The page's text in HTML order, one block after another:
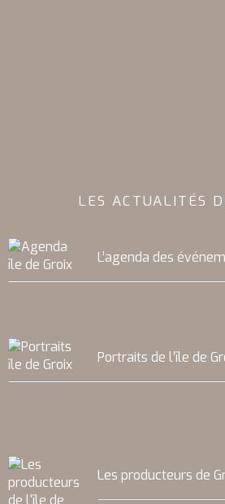
LES ACTUALITÉS
L’agenda des
Portraits de l’île de
Les producteurs de